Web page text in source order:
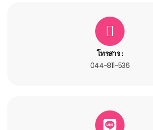
โทรสาร :
044-811-536